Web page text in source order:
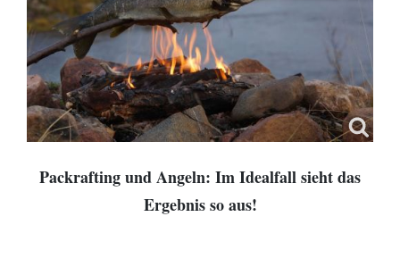
Packrafting und Angeln: Im Idealfall sieht das
Ergebnis so aus!